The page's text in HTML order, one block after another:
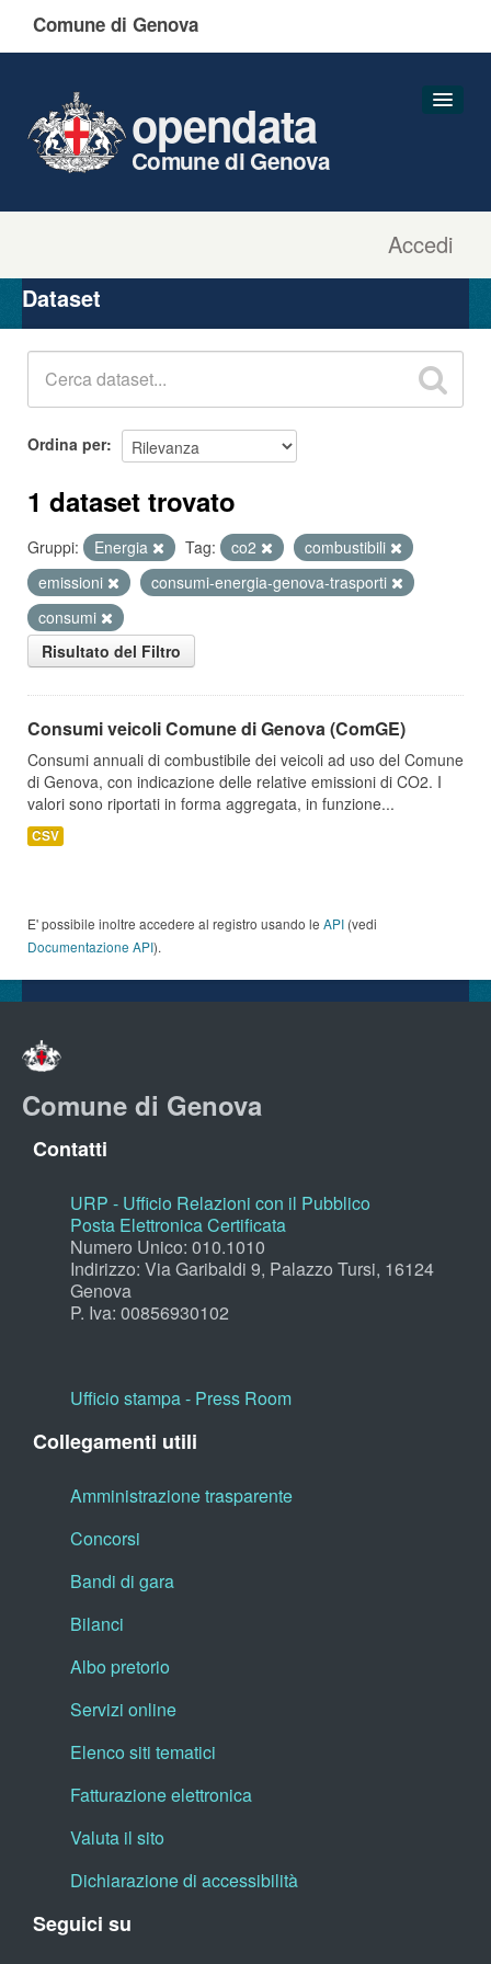
Comune di Genova
Accedi
opendata
Comune di Genova
Organizzazioni
Gruppi
Dataset
Ordina per
1 dataset trovato
Gruppi: Energia Tag: co2
combustibili
emissioni
consumi-energia-genova-trasporti
consumi
Risultato del Filtro
Consumi veicoli Comune di Genova (ComGE)
Consumi annuali di combustibile dei veicoli ad uso del Comune
di Genova, con indicazione delle relative emissioni di CO2. I
valori sono riportati in forma aggregata, in funzione...
CSV
E' possibile inoltre accedere al registro usando le API (vedi
Documentazione API).
Comune di Genova
Contatti
URP - Ufficio Relazioni con il Pubblico
Posta Elettronica Certificata
Numero Unico: 010.1010
Indirizzo: Via Garibaldi 9, Palazzo Tursi, 16124
Genova
P. Iva: 00856930102
Ufficio stampa - Press Room
Collegamenti utili
Amministrazione trasparente
Concorsi
Bandi di gara
Bilanci
Albo pretorio
Servizi online
Elenco siti tematici
Fatturazione elettronica
Valuta il sito
Dichiarazione di accessibilità
Seguici su